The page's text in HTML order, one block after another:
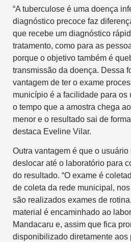
“A tuberculose é uma doença
diagnóstico precoce faz
que recebe um diagnóstico
tratamento, como para as
porque o objetivo também é
transmissão da doença. Dessa
vantagem de ter o exame
município é a facilidade para os
o tempo que a amostra chega
menor e o resultado sai de
destaca Eveline Vilar.
Outra vantagem é que o
deslocar até o laboratório para
do resultado. “O exame é
de coleta da rede municipal,
são realizados exames de
material é encaminhado ao
Mandacaru e, assim que fica
disponibilizado diretamente aos